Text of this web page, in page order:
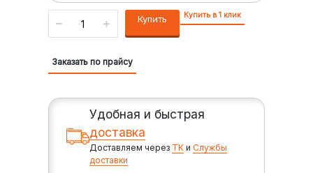
Купить Купить в 1 клик
Заказать по прайсу
Удобная и быстрая
доставка
Доставляем через ТК иСлужбы
доставки